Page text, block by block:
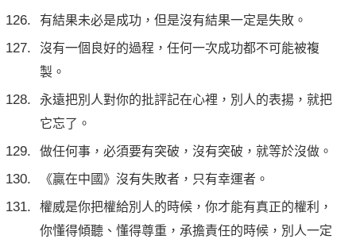
有結果未必是成功，但是沒有結果一定是失敗。
沒有一個良好的過程，任何一次成功都不可能被複
製。
永遠把別人對你的批評記在心裡，別人的表揚，就把
它忘了。
做任何事，必須要有突破，沒有突破，就等於沒做。
《贏在中國》沒有失敗者，只有幸運者。
權威是你把權給別人的時候，你才能有真正的權利，
你懂得傾聽、懂得尊重，承擔責任的時候，別人一定